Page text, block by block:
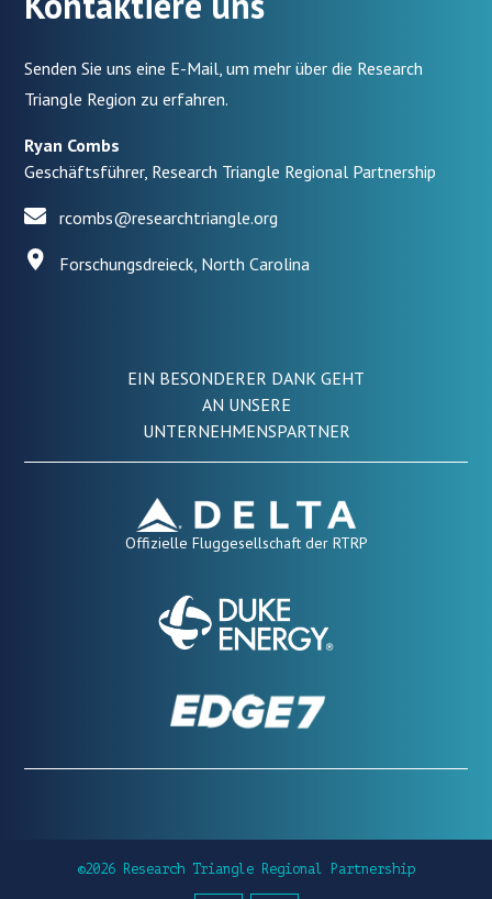
Senden Sie uns eine E-Mail, um mehr über die Research
Triangle Region zu erfahren.
Ryan Combs
Geschäftsführer, Research Triangle Regional Partnership
rcombs@researchtriangle.org
Forschungsdreieck, North Carolina
EIN BESONDERER DANK GEHT
AN UNSERE
UNTERNEHMENSPARTNER
Offizielle Fluggesellschaft der RTRP
©2026 Research Triangle Regional Partnership